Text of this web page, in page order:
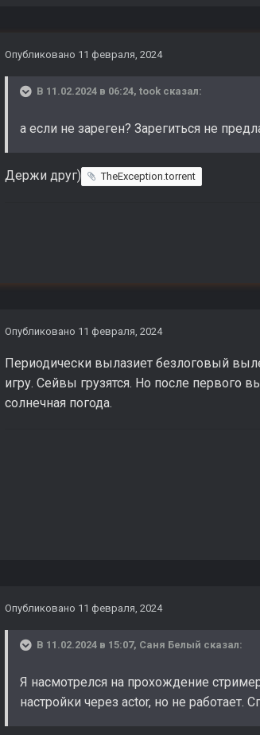
Опубликовано 11 февраля, 2024
В 11.02.2024 в 06:24, took сказал:
а если не зареген? Зарегиться не
Держи друг) TheException.torrent
Опубликовано 11 февраля, 2024
Периодически вылазиет безлоговый
игру. Сейвы грузятся. Но после первого
солнечная погода.
Опубликовано 11 февраля, 2024
В 11.02.2024 в 15:07, Саня Белый сказал:
Я насмотрелся на прохождение
настройки через actor, но не работает.